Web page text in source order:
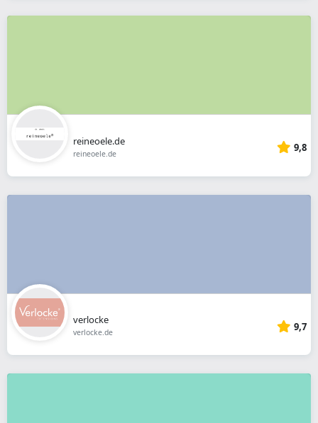
reineoele.de
reineoele.de 9,8
verlocke
verlocke.de 9,7